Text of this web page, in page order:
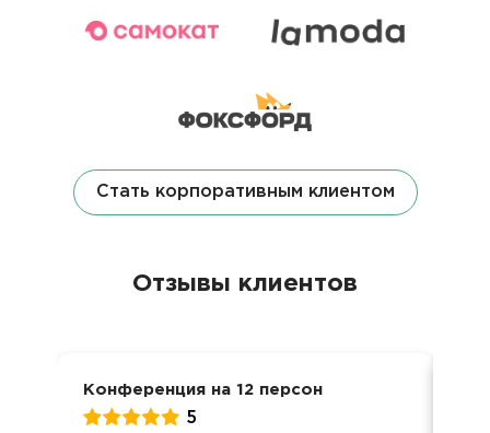
Стать корпоративным клиентом
Отзывы клиентов
Конференция на 12 персон
5